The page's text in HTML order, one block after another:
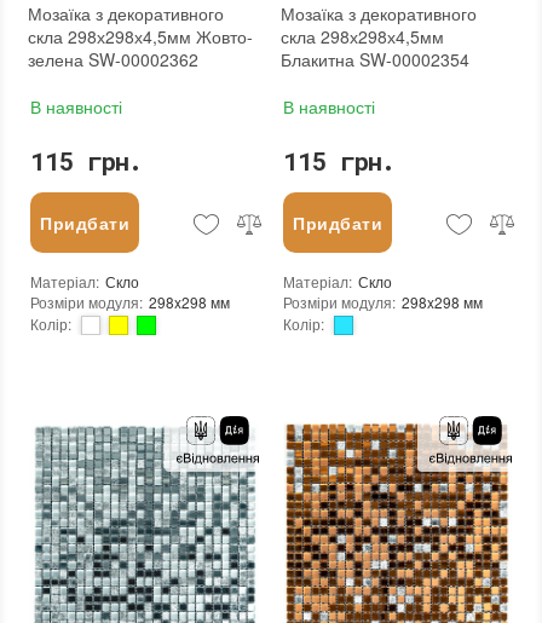
Мозаїка з декоративного
скла 298х298х4,5мм Жовто-
зелена SW-00002362
В наявності
115 грн.
Придбати
Матеріал: Скло
Розміри модуля: 298x298 мм
Колір:
Основа: Самоклейка, Сітка
Призначення:
В інтер'єрі, Для лазні, Для басейну, Для ванної кімнати та туалету, Для вітальні, Для душової, Для кухні, Для спальні, Для фартуха
Вага модуля: 0.57 кг
Розмір чіпа: 25x25 мм
Товщина чіпа: 4.5 мм
Площа модуля: 0,088 м²
Країна виробника: Китай
Бренд: Sticker Wall
Тип поверхні: Глянцева
новий
Мозаїка з декоративного
скла 298х298х4,5мм
Блакитна SW-00002354
В наявності
115 грн.
Придбати
Матеріал: Скло
Розміри модуля: 298x298 мм
Колір:
Основа: Самоклейка, Сітка
Призначення:
В інтер'єрі, Для лазні, Для басейну, Для ванної кімнати та туалету, Для вітальні, Для душової, Для кухні, Для спальні, Для фартуха
Вага модуля: 0.57 кг
Розмір чіпа: 25x25 мм
Товщина чіпа: 4.5 мм
Площа модуля: 0,088 м²
Країна виробника: Китай
Бренд: Sticker Wall
Тип поверхні: Глянцева
новий